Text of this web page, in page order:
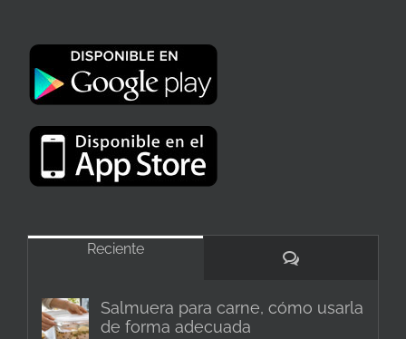
Reciente
Comentarios
Salmuera para carne, cómo usarla
de forma adecuada